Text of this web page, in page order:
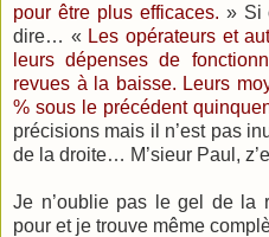
pour être plus efficaces. » Si
dire… « Les opérateurs et
leurs dépenses de
revues à la baisse. Leurs
% sous le précédent
précisions mais il n’est pas
de la droite… M’sieur Paul,
Je n’oublie pas le gel de la
pour et je trouve même